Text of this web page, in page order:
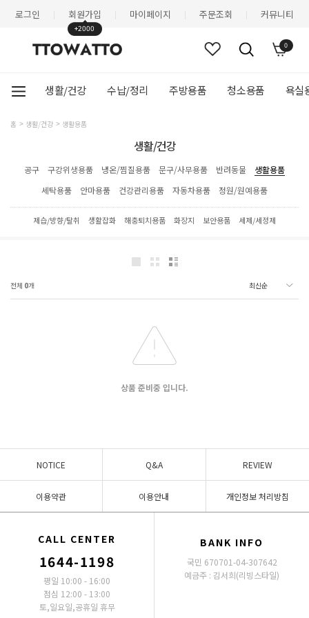
로그인 회원가입
+2000
마이페이지 주문조회 커뮤니티
0
생활/건강 수납/정리 주방용품 청소용품 욕실
홈 생활/건강 생활용품
생활/건강
공구 구강위생용품 냉온/찜질용품 문구/사무용품 반려동물
생활용품
세탁용품
안마용품 건강관리용품 자동차용품 정원/원예용품
제습/방향/탈취 생활잡화 해충퇴치용품 화장지 보안용품 세제/세정제
전체 0개
상품 준비중 입니다.
NOTICE Q&A REVIEW
이용약관 이용안내 개인정보 처리방침
CALL CENTER
1644-1198
평일 10:00 - 16:00
점심 12:00 - 13:00
토,일요일,공휴일 휴무
BANK INFO
국민 670701-04-307642
예금주 : 김서희(리빙스타일)